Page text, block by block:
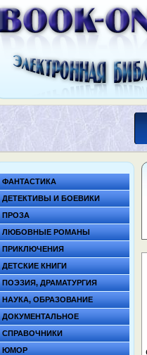
ФАНТАСТИКА
ДЕТЕКТИВЫ И БОЕВИКИ
ПРОЗА
ЛЮБОВНЫЕ РОМАНЫ
ПРИКЛЮЧЕНИЯ
ДЕТСКИЕ КНИГИ
ПОЭЗИЯ, ДРАМАТУРГИЯ
НАУКА, ОБРАЗОВАНИЕ
ДОКУМЕНТАЛЬНОЕ
СПРАВОЧНИКИ
ЮМОР